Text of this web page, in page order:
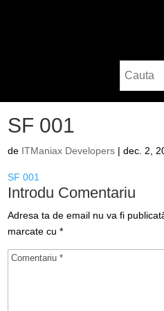
SF 001
de ITManiax Developers |dec. 2,
SF 001
Introdu Comentariu
Adresa ta de email nu va fi
marcate cu*